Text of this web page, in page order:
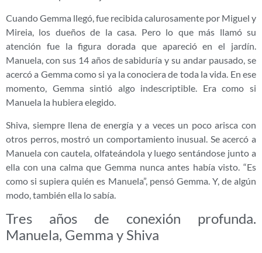
Cuando Gemma llegó, fue recibida calurosamente por Miguel y
Mireia, los dueños de la casa. Pero lo que más llamó su
atención fue la figura dorada que apareció en el jardín.
Manuela, con sus 14 años de sabiduría y su andar pausado, se
acercó a Gemma como si ya la conociera de toda la vida. En ese
momento, Gemma sintió algo indescriptible. Era como si
Manuela la hubiera elegido.
Shiva, siempre llena de energía y a veces un poco arisca con
otros perros, mostró un comportamiento inusual. Se acercó a
Manuela con cautela, olfateándola y luego sentándose junto a
ella con una calma que Gemma nunca antes había visto. “Es
como si supiera quién es Manuela”, pensó Gemma. Y, de algún
modo, también ella lo sabía.
Tres años de conexión profunda.
Manuela, Gemma y Shiva